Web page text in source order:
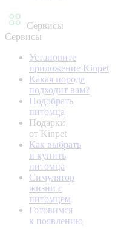
Сервисы
Сервисы
Установите
приложение Kinpet
Какая порода
подходит вам?
Подобрать
питомца
Подарки
от Kinpet
Как выбрать
и купить
питомца
Симулятор
жизни с
питомцем
Готовимся
к появлению